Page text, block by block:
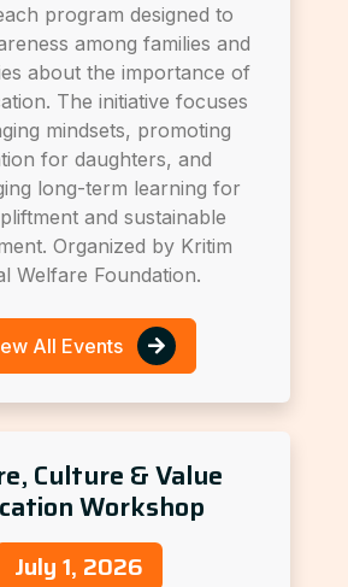
program designed to
among families and
about the importance of
The initiative focuses
mindsets, promoting
for daughters, and
long-term learning for
and sustainable
Organized by Kritim
Welfare Foundation.
All Events
Culture & Value
Workshop
July 1, 2026